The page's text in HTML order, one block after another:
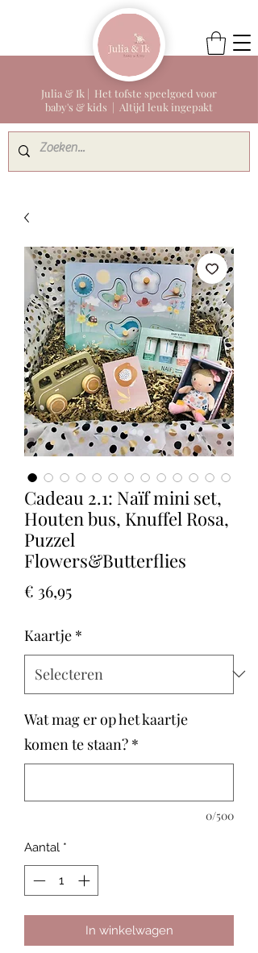
Julia & Ik | Het tofste speelgoed voor
baby's & kids | Altijd leuk ingepakt
Cadeau 2.1: Naïf mini set,
Houten bus, Knuffel Rosa,
Puzzel
Flowers&Butterflies
€ 36,95Prijs
Kaartje *
Wat mag er op het kaartje
komen te staan? *
0/500
Aantal *
In winkelwagen